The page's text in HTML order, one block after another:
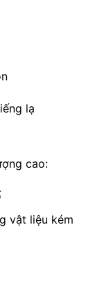
lạ
cao:
vật liệu kém